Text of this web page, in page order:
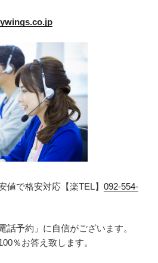
値で格安対応【楽TEL】 092-554-
話予約」に自信がございます。
％お答え致します。